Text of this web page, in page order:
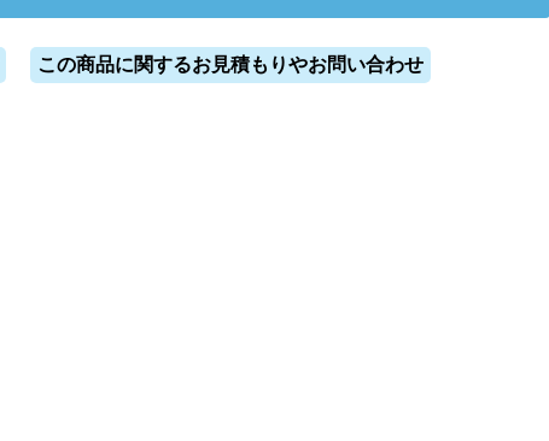
この商品に関するお見積もりやお問い合わせ